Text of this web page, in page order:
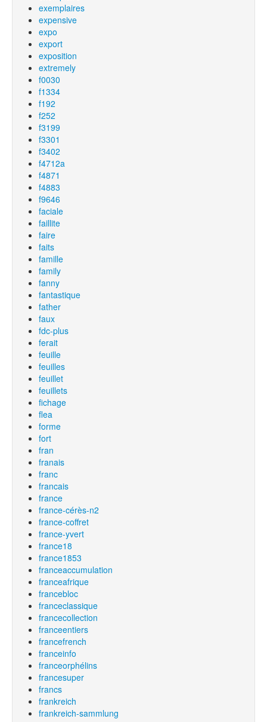
exemplaires
expensive
expo
export
exposition
extremely
f0030
f1334
f192
f252
f3199
f3301
f3402
f4712a
f4871
f4883
f9646
faciale
faillite
faire
faits
famille
family
fanny
fantastique
father
faux
fdc-plus
ferait
feuille
feuilles
feuillet
feuillets
fichage
flea
forme
fort
fran
franais
franc
francais
france
france-cérès-n2
france-coffret
france-yvert
france18
france1853
franceaccumulation
franceafrique
francebloc
franceclassique
francecollection
franceentiers
francefrench
franceinfo
franceorphélins
francesuper
francs
frankreich
frankreich-sammlung